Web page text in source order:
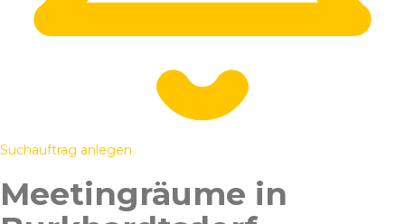
Suchauftrag anlegen
Meetingräume in